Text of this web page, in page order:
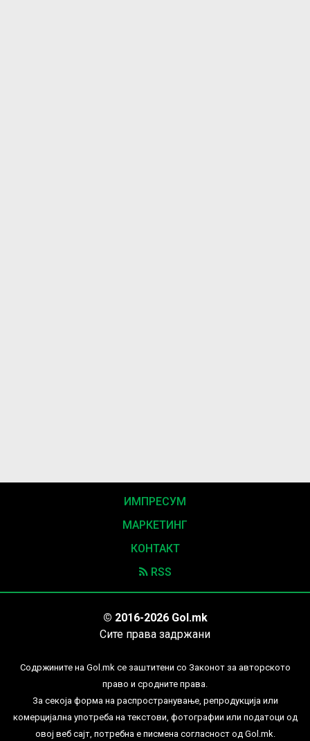
ИМПРЕСУМ
МАРКЕТИНГ
КОНТАКТ
RSS
© 2016-2026 Gol.mk
Сите права задржани
Содржините на Gol.mk се заштитени со Законот за авторското
право и сродните права.
За секоја форма на распространување, репродукција или
комерцијална употреба на текстови, фотографии или податоци од
овој веб сајт, потребна е писмена согласност од Gol.mk.